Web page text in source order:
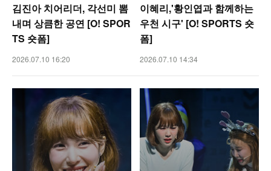
김진아 치어리더, 각선미 뽐
내며 상큼한 공연 [O! SPOR
TS 숏폼]
2026.07.10 16:20
이혜리,'황인엽과 함께하는
우천 시구' [O! SPORTS 숏
폼]
2026.07.10 14:34